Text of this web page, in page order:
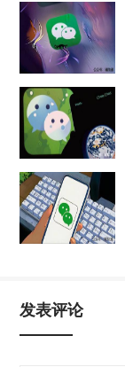
发表评论